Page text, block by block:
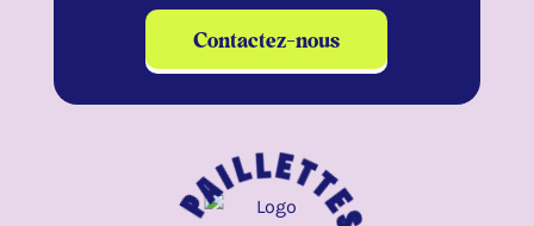
Contactez-nous